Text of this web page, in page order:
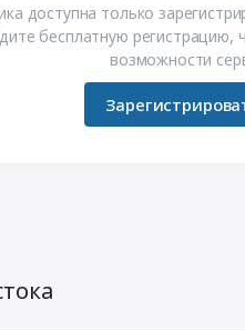
доступна только
бесплатную регистрацию,
возможности